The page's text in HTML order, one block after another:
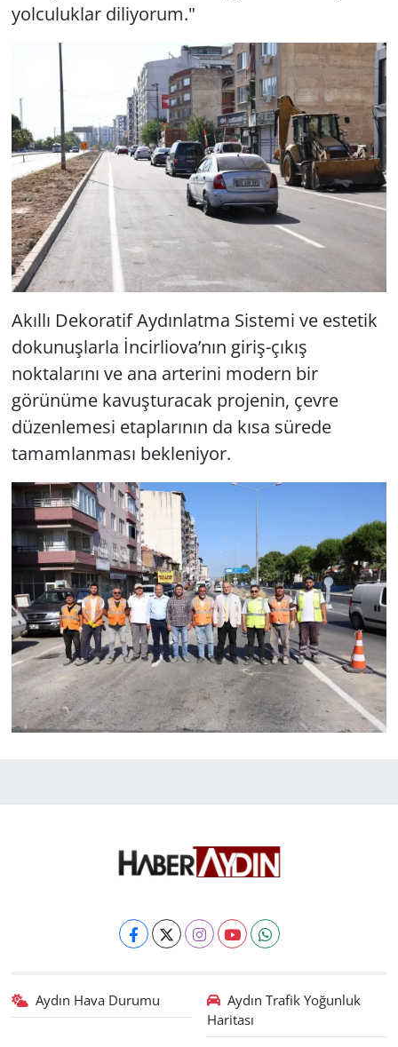
yolculuklar diliyorum."
Akıllı Dekoratif Aydınlatma Sistemi ve estetik
dokunuşlarla İncirliova’nın giriş-çıkış
noktalarını ve ana arterini modern bir
görünüme kavuşturacak projenin, çevre
düzenlemesi etaplarının da kısa sürede
tamamlanması bekleniyor.
Aydın Hava Durumu
Aydın Trafik Yoğunluk
Haritası